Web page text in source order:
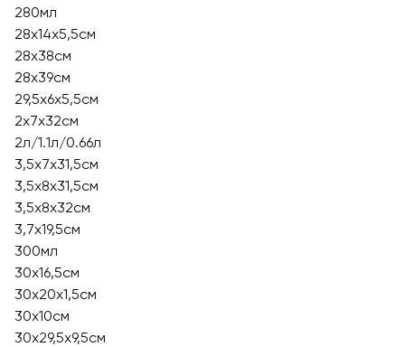
280мл
28x14x5,5см
28x38см
28х39см
29,5x6x5,5см
2x7x32см
2л/1.1л/0.66л
3,5x7x31,5см
3,5x8x31,5см
3,5x8x32см
3,7х19,5см
300мл
30x16,5см
30x20x1,5см
30х10см
30х29,5х9,5см